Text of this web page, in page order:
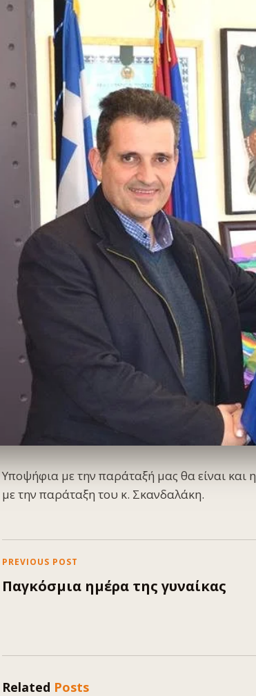
Υποψήφια με την παράταξή μας θα είναι και
με την παράταξη του κ. Σκανδαλάκη.
PREVIOUS POST
Παγκόσμια ημέρα της γυναίκας
Related Posts